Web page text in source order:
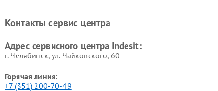
Indesit
Indesit
Контакты сервис центра
Адрес сервисного центра Indesit:
г. Челябинск, ул. Чайковского, 60
Горячая линия:
+7 (351) 200-70-49